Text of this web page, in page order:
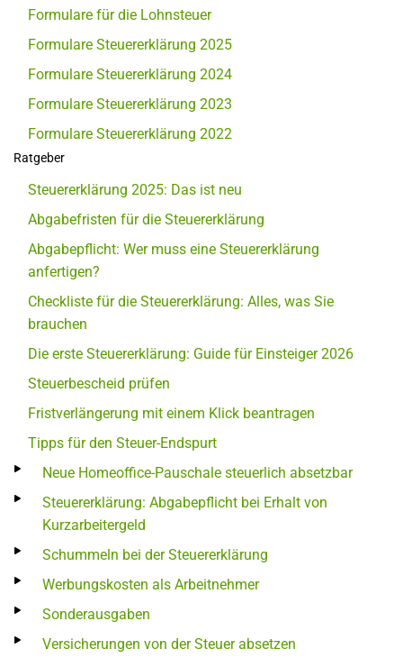
Formulare für die Lohnsteuer
Formulare Steuererklärung 2025
Formulare Steuererklärung 2024
Formulare Steuererklärung 2023
Formulare Steuererklärung 2022
Ratgeber
Steuererklärung 2025: Das ist neu
Abgabefristen für die Steuererklärung
Abgabepflicht: Wer muss eine Steuererklärung
anfertigen?
Checkliste für die Steuererklärung: Alles, was Sie
brauchen
Die erste Steuererklärung: Guide für Einsteiger 2026
Steuerbescheid prüfen
Fristverlängerung mit einem Klick beantragen
Tipps für den Steuer-Endspurt
Neue Homeoffice-Pauschale steuerlich absetzbar
Steuererklärung: Abgabepflicht bei Erhalt von
Kurzarbeitergeld
Schummeln bei der Steuererklärung
Werbungskosten als Arbeitnehmer
Sonderausgaben
Versicherungen von der Steuer absetzen